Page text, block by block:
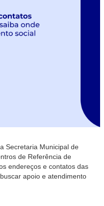
Secretaria Municipal de
de Referência de
endereços e contatos das
apoio e atendimento